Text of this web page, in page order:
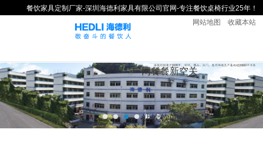
餐饮家具定制厂家-深圳海德利家具有限公司官网-专注餐饮桌椅行业25年！
收藏本站
网站地图
网
站
餐
饮
餐
饮
新
闻
空
间
关
于